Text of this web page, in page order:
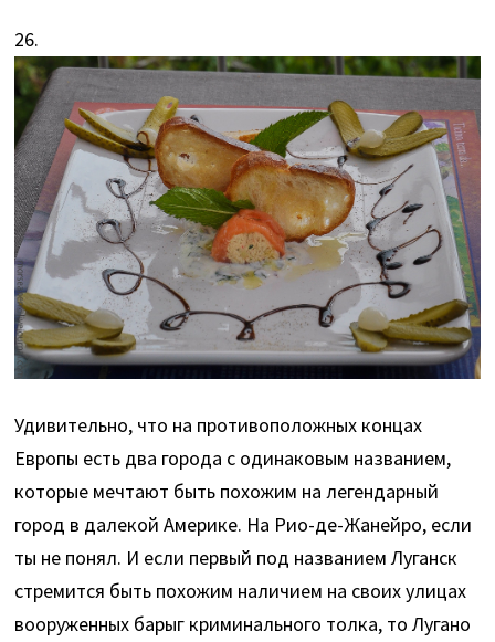
26.
Удивительно, что на противоположных концах
Европы есть два города с одинаковым названием,
которые мечтают быть похожим на легендарный
город в далекой Америке. На Рио-де-Жанейро, если
ты не понял. И если первый под названием Луганск
стремится быть похожим наличием на своих улицах
вооруженных барыг криминального толка, то Лугано